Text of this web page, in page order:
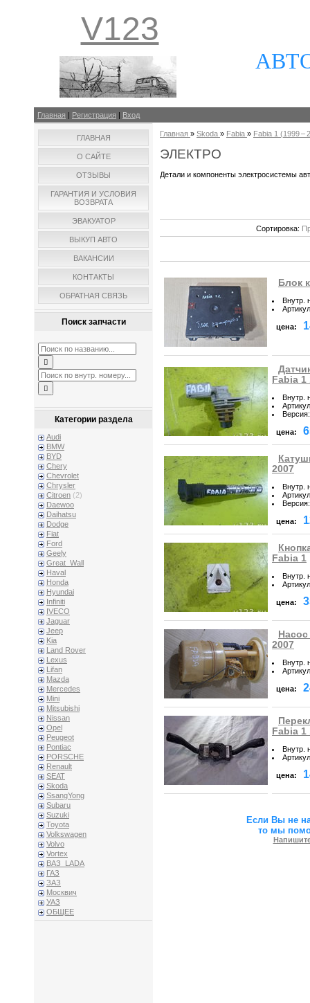
V123
Главная | Регистрация | Вход
ГЛАВНАЯ
О САЙТЕ
ОТЗЫВЫ
ГАРАНТИЯ И УСЛОВИЯ
ВОЗВРАТА
ЭВАКУАТОР
ВЫКУП АВТО
ВАКАНСИИ
КОНТАКТЫ
ОБРАТНАЯ СВЯЗЬ
Поиск запчасти
Категории раздела
Audi
BMW
BYD
Chery
Chevrolet
Chrysler
Citroen (2)
Daewoo
Daihatsu
Dodge
Fiat
Ford
Geely
Great_Wall
Haval
Honda
Hyundai
Infiniti
IVECO
Jaguar
Jeep
Kia
Land Rover
Lexus
Lifan
Mazda
Mercedes
Mini
Mitsubishi
Nissan
Opel
Peugeot
Pontiac
PORSCHE
Renault
SEAT
Skoda
SsangYong
Subaru
Suzuki
Toyota
Volkswagen
Volvo
Vortex
ВАЗ_LADA
ГАЗ
ЗАЗ
Москвич
УАЗ
ОБЩЕЕ
Главная » Skoda » Fabia » Fabia 1 (1999 –
ЭЛЕКТРО
Детали и компоненты электросистемы
Сортировка:
Блок
Внутр.
Артикул
цена:
Fabia 1
Внутр.
Артикул
Версия:
цена:
2007
Внутр.
Артикул
Версия:
цена:
Fabia 1
Внутр.
Артикул
цена:
2007
Внутр.
Артикул
цена:
Fabia 1
Внутр.
Артикул
цена:
Если Вы не
то мы